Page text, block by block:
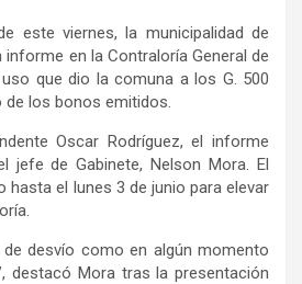
este viernes, la municipalidad de
en la Contraloría General de
que dio la comuna a los G. 500
los bonos emitidos.
Oscar Rodríguez, el informe
jefe de Gabinete, Nelson Mora. El
hasta el lunes 3 de junio para elevar
de desvío como en algún momento
destacó Mora tras la presentación